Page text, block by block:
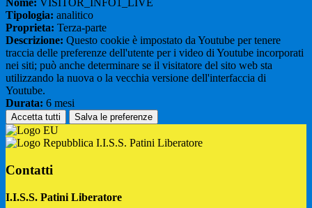
Nome: VISITOR_INFO1_LIVE
Tipologia: analitico
Proprieta: Terza-parte
Descrizione: Questo cookie è impostato da Youtube per tenere
traccia delle preferenze dell'utente per i video di Youtube incorporati
nei siti; può anche determinare se il visitatore del sito web sta
utilizzando la nuova o la vecchia versione dell'interfaccia di
Youtube.
Durata: 6 mesi
Accetta tutti Salva le preferenze
I.I.S.S. Patini Liberatore
Contatti
I.I.S.S. Patini Liberatore